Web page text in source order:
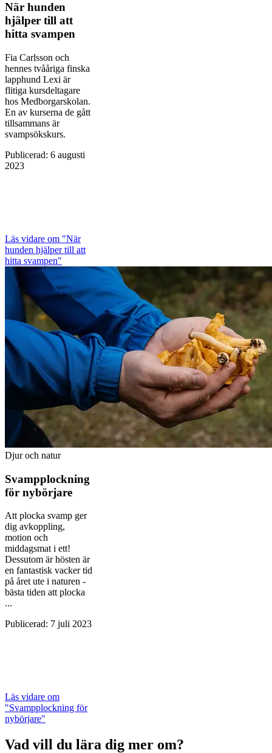
När hunden
hjälper till att
hitta svampen
Fia Carlsson och
hennes tvååriga finska
lapphund Lexi är
flitiga kursdeltagare
hos Medborgarskolan.
En av kurserna de gått
tillsammans är
svampsökskurs.
Publicerad: 6 augusti
2023
Läs vidare om "När
hunden hjälper till att
hitta svampen"
Djur och natur
Svampplockning
för nybörjare
Att plocka svamp ger
dig avkoppling,
motion och
middagsmat i ett!
Dessutom är hösten är
en fantastisk vacker tid
på året ute i naturen -
bästa tiden att plocka
...
Publicerad: 7 juli 2023
Läs vidare om
"Svampplockning för
nybörjare"
Vad vill du lära dig mer om?